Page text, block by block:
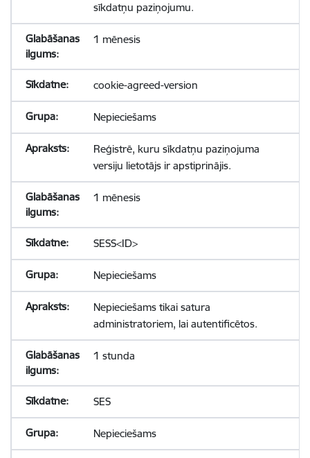
sīkdatņu paziņojumu.
1 mēnesis
cookie-agreed-version
Nepieciešams
Reģistrē, kuru sīkdatņu paziņojuma
versiju lietotājs ir apstiprinājis.
1 mēnesis
SESS<ID>
Nepieciešams
Nepieciešams tikai satura
administratoriem, lai autentificētos.
1 stunda
SES
Nepieciešams